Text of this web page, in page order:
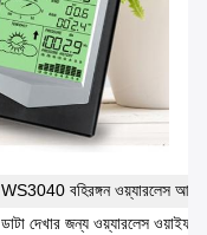
WS3040 বহিরঙ্গন ওয়্যারলেস
ডাটা দেখার জন্য ওয়্যারলেস